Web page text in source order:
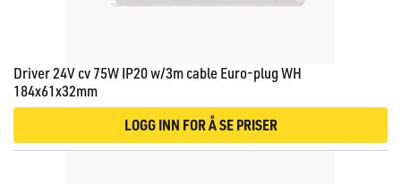
Driver 24V cv 75W IP20 w/3m cable Euro-plug WH
184x61x32mm
LOGG INN FOR Å SE PRISER